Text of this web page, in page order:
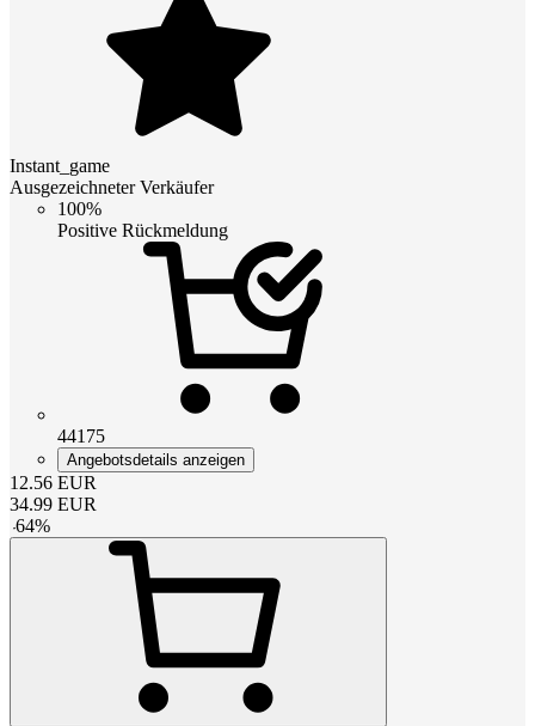
Instant_game
Ausgezeichneter Verkäufer
100%
Positive Rückmeldung
44175
Angebotsdetails anzeigen
12.56 EUR
34.99 EUR
-64%